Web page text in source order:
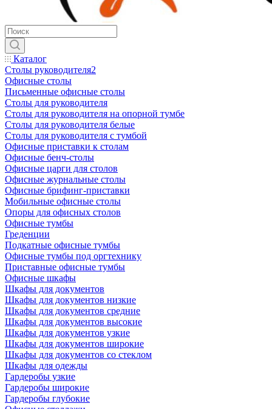
Каталог
Столы руководителя2
Офисные столы
Письменные офисные столы
Столы для руководителя
Столы для руководителя на опорной тумбе
Столы для руководителя белые
Столы для руководителя с тумбой
Офисные приставки к столам
Офисные бенч-столы
Офисные царги для столов
Офисные журнальные столы
Офисные брифинг-приставки
Мобильные офисные столы
Опоры для офисных столов
Офисные тумбы
Греденции
Подкатные офисные тумбы
Офисные тумбы под оргтехнику
Приставные офисные тумбы
Офисные шкафы
Шкафы для документов
Шкафы для документов низкие
Шкафы для документов средние
Шкафы для документов высокие
Шкафы для документов узкие
Шкафы для документов широкие
Шкафы для документов со стеклом
Шкафы для одежды
Гардеробы узкие
Гардеробы широкие
Гардеробы глубокие